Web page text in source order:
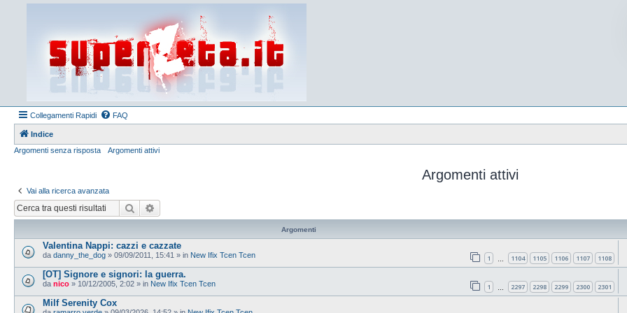
Collegamenti Rapidi FAQ
Indice
Argomenti senza risposta
Argomenti attivi
Argomenti attivi
Vai alla ricerca avanzata
Cerca
Argomenti
Valentina Nappi: cazzi e cazzate
da danny_the_dog » 09/09/2011, 15:41 » in New Ifix Tcen Tcen 1 1104 1105 1106 1107 1108
[OT] Signore e signori: la guerra.
da nico » 10/12/2005, 2:02 » in New Ifix Tcen Tcen 1 2297 2298 2299 2300 2301
Milf Serenity Cox